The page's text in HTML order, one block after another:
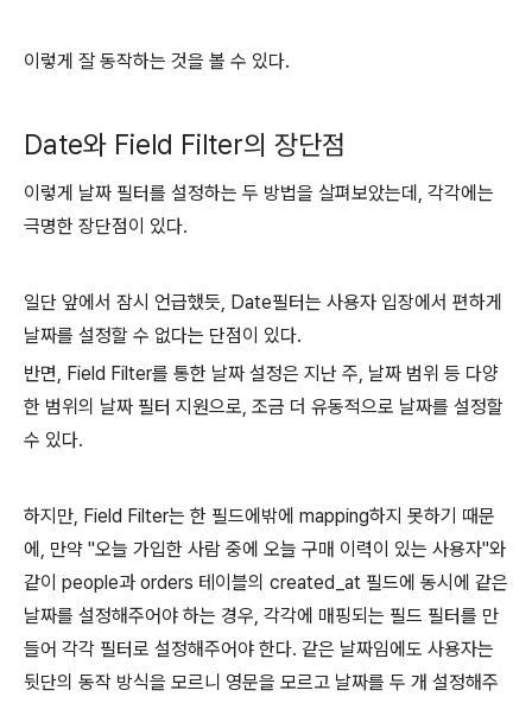
이렇게 잘 동작하는 것을 볼 수 있다.
Date와 Field Filter의 장단점
이렇게 날짜 필터를 설정하는 두 방법을 살펴보았는데, 각각에는
극명한 장단점이 있다.
일단 앞에서 잠시 언급했듯, Date필터는 사용자 입장에서 편하게
날짜를 설정할 수 없다는 단점이 있다.
반면, Field Filter를 통한 날짜 설정은 지난 주, 날짜 범위 등 다양
한 범위의 날짜 필터 지원으로, 조금 더 유동적으로 날짜를 설정할
수 있다.
하지만, Field Filter는 한 필드에밖에 mapping하지 못하기 때문
에, 만약 "오늘 가입한 사람 중에 오늘 구매 이력이 있는 사용자"와
같이 people과 orders 테이블의 created_at 필드에 동시에 같은
날짜를 설정해주어야 하는 경우, 각각에 매핑되는 필드 필터를 만
들어 각각 필터로 설정해주어야 한다. 같은 날짜임에도 사용자는
뒷단의 동작 방식을 모르니 영문을 모르고 날짜를 두 개 설정해주